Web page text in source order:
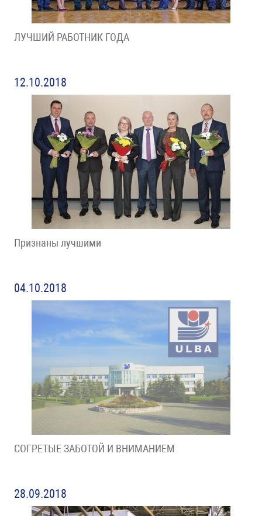
ЛУЧШИЙ РАБОТНИК ГОДА
12.10.2018
Признаны лучшими
04.10.2018
СОГРЕТЫЕ ЗАБОТОЙ И ВНИМАНИЕМ
28.09.2018